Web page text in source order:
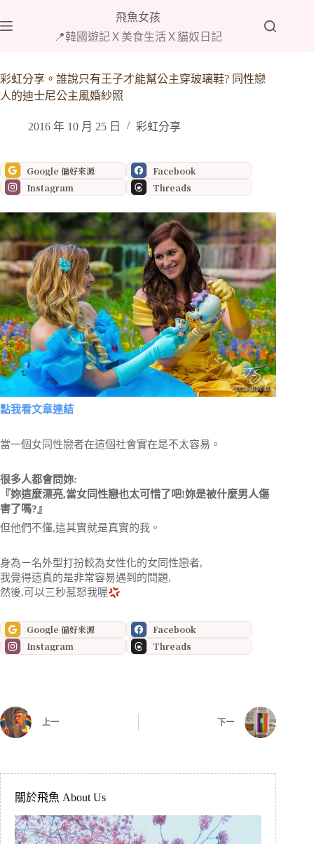
至
內
容
飛魚女孩
📍韓國遊記Ｘ美食生活Ｘ貓奴日記
彩虹分享。誰說只有王子才能幫公主穿玻璃鞋? 同性戀
人的迪士尼公主風婚紗照
2016 年 10 月 25 日 彩虹分享
Google 偏好來源
Facebook
Instagram
Threads
點我看文章連結
當一個女同性戀者在這個社會實在是不太容易。
很多人都會問妳:
『妳這麼漂亮,當女同性戀也太可惜了吧!妳是被什麼男人傷
害了嗎?』
但他們不懂,這其實就是真實的我。
身為ㄧ名外型打扮較為女性化的女同性戀者,
我覺得這真的是非常容易遇到的問題,
然後,可以三秒惹怒我喔
Google 偏好來源
Facebook
Instagram
Threads
上一 下一
關於飛魚 About Us